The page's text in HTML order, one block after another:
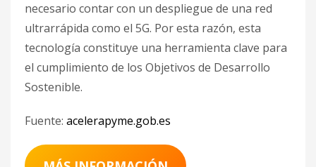
necesario contar con un despliegue de una red
ultrarrápida como el 5G. Por esta razón, esta
tecnología constituye una herramienta clave para
el cumplimiento de los Objetivos de Desarrollo
Sostenible.
Fuente: acelerapyme.gob.es